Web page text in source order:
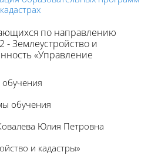
по направлению
- Землеустройство и
«Управление
обучения
Юлия Петровна
и кадастры»